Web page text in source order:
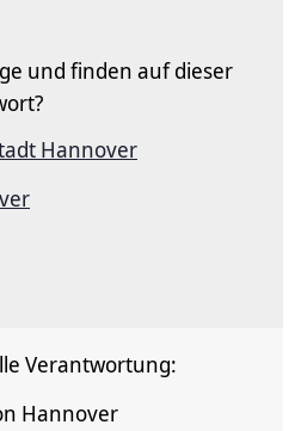
und finden auf dieser
Hannover
Verantwortung:
Hannover